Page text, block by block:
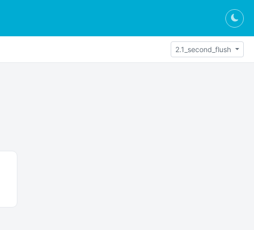
2.1_second_flush